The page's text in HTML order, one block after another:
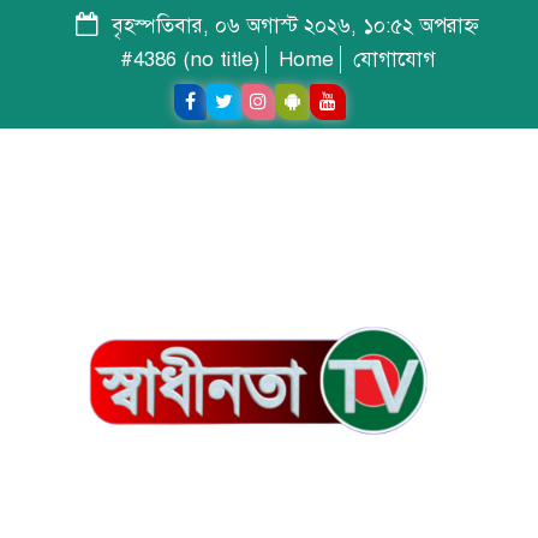
বৃহস্পতিবার, ০৬ অগাস্ট ২০২৬, ১০:৫২ অপরাহ্ন
#4386 (no title)
Home যোগাযোগ